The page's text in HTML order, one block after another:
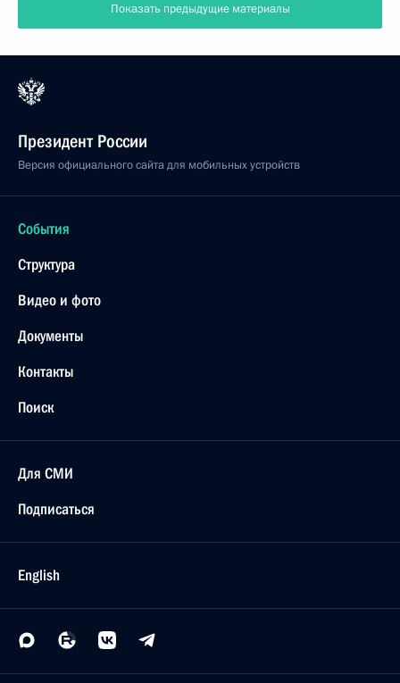
Показать предыдущие материалы
Президент России
Версия официального сайта для мобильных устройств
События
Структура
Видео и фото
Документы
Контакты
Поиск
Для СМИ
Подписаться
English